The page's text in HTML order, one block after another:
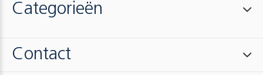
Categorieën
Contact